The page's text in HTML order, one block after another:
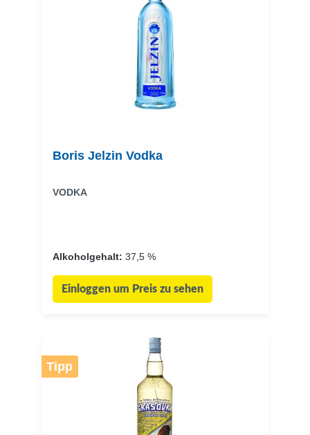
Boris Jelzin Vodka
VODKA
Alkoholgehalt: 37,5 %
Einloggen um Preis zu sehen
Tipp